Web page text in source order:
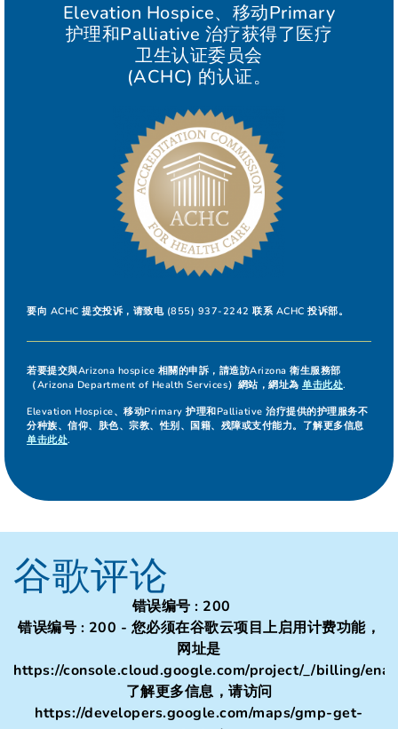
Elevation Hospice、移动Primary
护理和Palliative 治疗获得了医疗
卫生认证委员会
(ACHC) 的认证。
要向 ACHC 提交投诉，请致电 (855) 937-2242 联系 ACHC 投诉部。
若要提交與Arizona hospice 相關的申訴，請造訪Arizona 衛生服務部
（Arizona Department of Health Services）網站，網址為 单击此处.
Elevation Hospice、移动Primary 护理和Palliative 治疗提供的护理服务不
分种族、信仰、肤色、宗教、性别、国籍、残障或支付能力。了解更多信息
单击此处.
谷歌评论
错误编号 : 200
错误编号 : 200 - 您必须在谷歌云项目上启用计费功能，
网址是
https://console.cloud.google.com/project/_/billing/
了解更多信息，请访问
https://developers.google.com/maps/gmp-get-